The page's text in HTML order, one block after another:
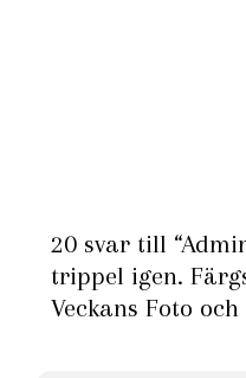
20 svar till
trippel igen.
Veckans Foto